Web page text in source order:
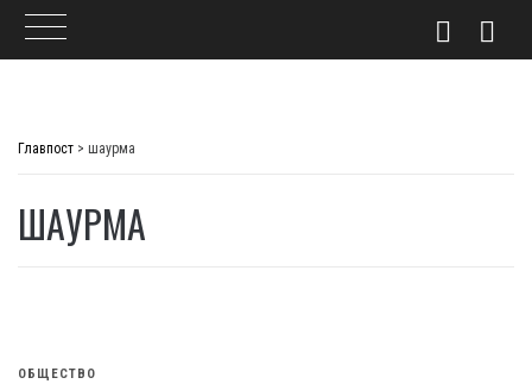
Главпост > шаурма
ШАУРМА
ОБЩЕСТВО